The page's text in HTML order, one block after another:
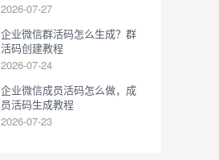
2026-07-27
企业微信群活码怎么生成？群
活码创建教程
2026-07-24
企业微信成员活码怎么做，成
员活码生成教程
2026-07-23